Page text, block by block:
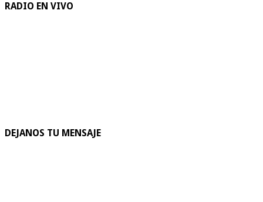
RADIO EN VIVO
DEJANOS TU MENSAJE